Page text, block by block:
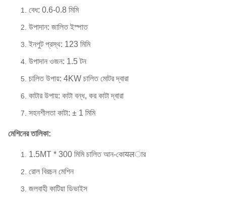
বেধ: 0.6-0.8 মিমি
উপাদান: জালিত ইস্পাত
ইনপুট প্রস্থ: 123 মিমি
উপাদান ওজন: 1.5 টন
চালিত উপায়: 4KW চালিত মোটর দ্বারা
কাটার উপায়: কাটা বন্ধ, কর কাটা দ্বারা
সহনশীলতা কাটা: ± 1 মিমি
মেশিনের তালিকা:
1.5MT * 300 মিমি চালিত আন-কোयलার
রোল বিরচন মেশিন
জলবাহী কাটিয়া ডিভাইস